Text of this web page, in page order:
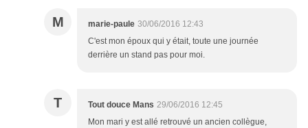
M marie-paule 30/06/2016 12:43
C'est mon époux qui y était, toute une journée
derrière un stand pas pour moi.
T Tout douce Mans 29/06/2016 12:45
Mon mari y est allé retrouvé un ancien collègue,